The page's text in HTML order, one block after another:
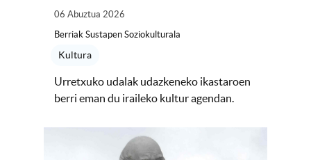
06 Abuztua 2026
Berriak Sustapen Soziokulturala
Kultura
Urretxuko udalak udazkeneko ikastaroen
berri eman du iraileko kultur agendan.